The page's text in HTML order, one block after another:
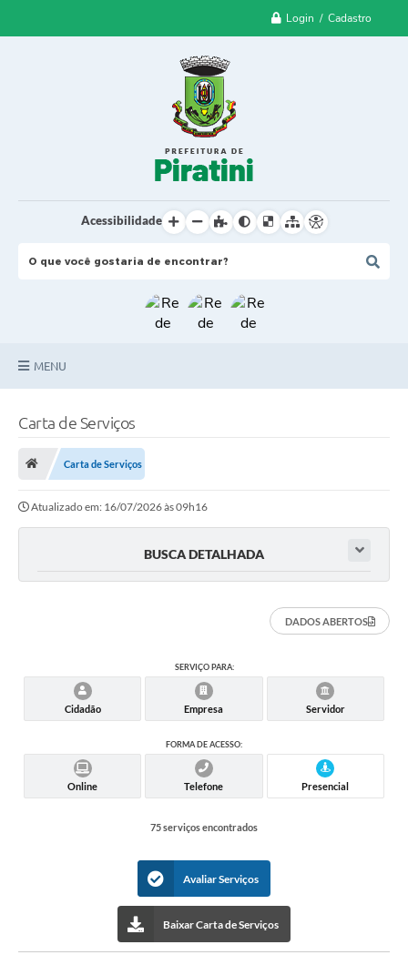
Login / Cadastro
Acessibilidade
MENU
Legislação
Fotos
Arquivos para Download
Projetos
Carta de Serviços
Carta de Serviços
Atualizado em: 16/07/2026 às 09h16
BUSCA DETALHADA
DADOS ABERTOS
SERVIÇO PARA:
Cidadão Empresa Servidor
FORMA DE ACESSO:
Online Telefone Presencial
75 serviços encontrados
Avaliar Serviços
Baixar Carta de Serviços